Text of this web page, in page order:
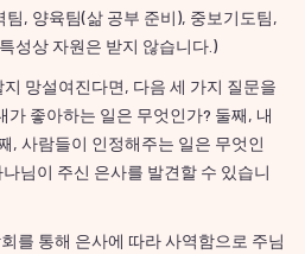
, 양육팀(삶 공부 준비), 중보기도팀,
성상 자원은 받지 않습니다.)
망설여진다면, 다음 세 가지 질문을
가 좋아하는 일은 무엇인가? 둘째, 내
, 사람들이 인정해주는 일은 무엇인
님이 주신 은사를 발견할 수 있습니
를 통해 은사에 따라 사역함으로 주님